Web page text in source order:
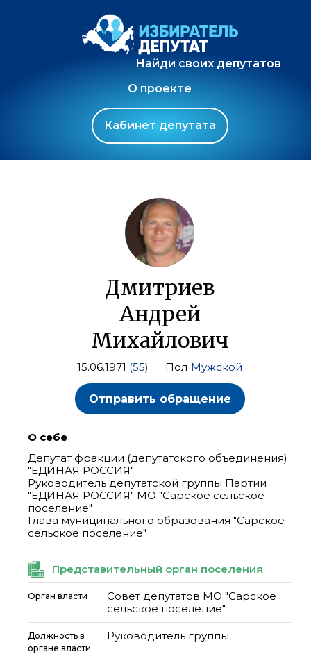
Найди своих депутатов
О проекте
Кабинет депутата
Дмитриев
Андрей
Михайлович
15.06.1971 (55) Пол Мужской
Отправить обращение
О себе
Депутат фракции (депутатского объединения)
"ЕДИНАЯ РОССИЯ"
Руководитель депутатской группы Партии
"ЕДИНАЯ РОССИЯ" МО "Сарское сельское
поселение"
Глава муниципального образования "Сарское
сельское поселение"
Представительный орган поселения
Орган власти
Совет депутатов МО "Сарское
сельское поселение"
Должность в
органе власти
Руководитель группы